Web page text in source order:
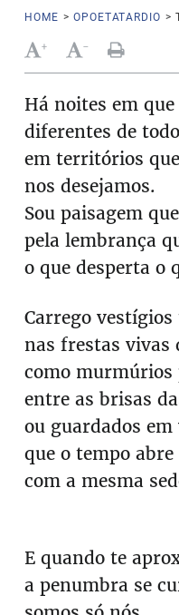
HOME > OPOETATARDIO >
+ -
Há noites em
diferentes de
em territórios
nos desejamos.
Sou paisagem
pela lembrança
o que desperta o
Carrego vestígios
nas frestas vivas
como murmúrios
entre as brisas
ou guardados
que o tempo abre
com a mesma
E quando te
a penumbra se